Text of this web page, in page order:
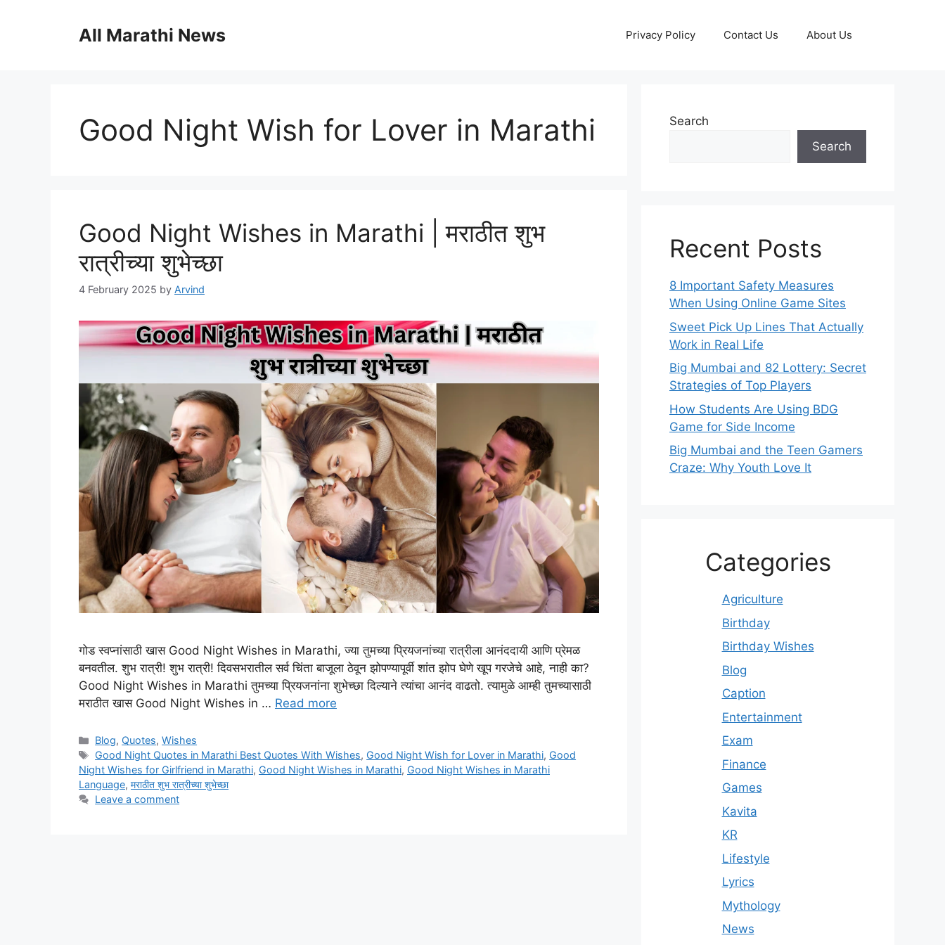
All Marathi News Privacy Policy Contact Us About Us
Good Night Wish for Lover in Marathi
Good Night Wishes in Marathi | मराठीत शुभ
रात्रीच्या शुभेच्छा
4 February 2025 by Arvind
गोड स्वप्नांसाठी खास Good Night Wishes in Marathi, ज्या तुमच्या प्रियजनांच्या रात्रीला आनंददायी आणि प्रेमळ
बनवतील. शुभ रात्री! शुभ रात्री! दिवसभरातील सर्व चिंता बाजूला ठेवून झोपण्यापूर्वी शांत झोप घेणे खूप गरजेचे आहे, नाही का?
Good Night Wishes in Marathi तुमच्या प्रियजनांना शुभेच्छा दिल्याने त्यांचा आनंद वाढतो. त्यामुळे आम्ही तुमच्यासाठी
मराठीत खास Good Night Wishes in … Read more
Categories
Blog, Quotes,Wishes
Tags
Good Night Quotes in Marathi Best Quotes With Wishes, Good Night Wish for Lover in Marathi, Good
Night Wishes for Girlfriend in Marathi, Good Night Wishes in Marathi, Good Night Wishes in Marathi
Language, मराठीत शुभ रात्रीच्या शुभेच्छा
Leave a comment
Search
Search
Recent Posts
8 Important Safety Measures
When Using Online Game Sites
Sweet Pick Up Lines That Actually
Work in Real Life
Big Mumbai and 82 Lottery: Secret
Strategies of Top Players
How Students Are Using BDG
Game for Side Income
Big Mumbai and the Teen Gamers
Craze: Why Youth Love It
Categories
Agriculture
Birthday
Birthday Wishes
Blog
Caption
Entertainment
Exam
Finance
Games
Kavita
KR
Lifestyle
Lyrics
Mythology
News